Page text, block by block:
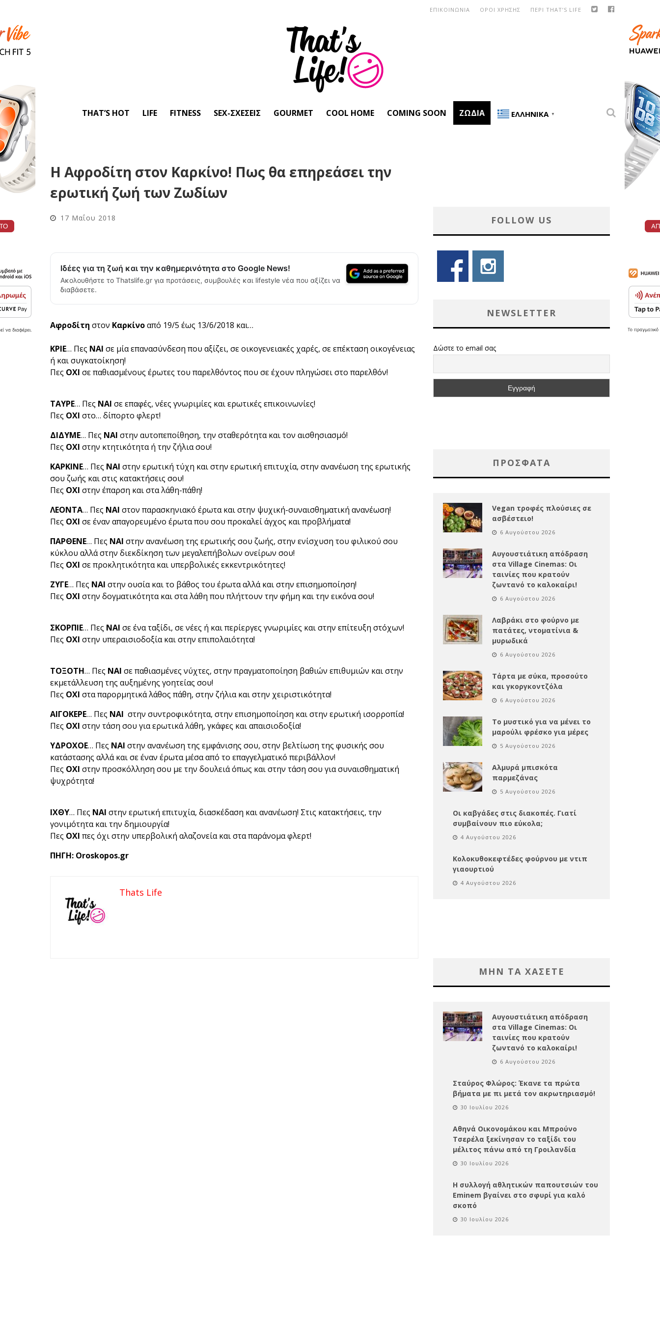
ΠΕΡΙ THAT’S LIFE
ΟΡΟΙ ΧΡΗΣΗΣ
ΕΠΙΚΟΙΝΩΝΙΑ
THAT’S HOT LIFE FITNESS SEX-ΣΧΈΣΕΙΣ GOURMET COOL HOME COMING SOON ΖΏΔΙΑ ΕΛΛΗΝΙΚΆ ▼
Η Αφροδίτη στον Καρκίνο! Πως θα επηρεάσει την
ερωτική ζωή των Ζωδίων
17 Μαΐου 2018
Ιδέες για τη ζωή και την καθημερινότητα στο Google News!
Ακολουθήστε το Thatslife.gr για προτάσεις, συμβουλές και lifestyle νέα που αξίζει να
διαβάσετε.
Αφροδίτη στον Καρκίνοαπό 19/5 έως 13/6/2018 και…
ΚΡΙΕ… Πες ΝΑΙ σε μία επανασύνδεση που αξίζει, σε οικογενειακές χαρές, σε επέκταση οικογένειας
ή και συγκατοίκηση!
Πες ΟΧΙ σε παθιασμένους έρωτες του παρελθόντος που σε έχουν πληγώσει στο παρελθόν!
ΤΑΥΡΕ… Πες ΝΑΙ σε επαφές, νέες γνωριμίες και ερωτικές επικοινωνίες!
Πες ΟΧΙ στο… δίπορτο φλερτ!
ΔΙΔΥΜΕ… Πες ΝΑΙ στην αυτοπεποίθηση, την σταθερότητα και τον αισθησιασμό!
Πες ΟΧΙ στην κτητικότητα ή την ζήλια σου!
ΚΑΡΚΙΝΕ… Πες ΝΑΙ στην ερωτική τύχη και στην ερωτική επιτυχία, στην ανανέωση της ερωτικής
σου ζωής και στις κατακτήσεις σου!
Πες ΟΧΙ στην έπαρση και στα λάθη-πάθη!
ΛΕΟΝΤΑ… Πες ΝΑΙ στον παρασκηνιακό έρωτα και στην ψυχική-συναισθηματική ανανέωση!
Πες ΟΧΙ σε έναν απαγορευμένο έρωτα που σου προκαλεί άγχος και προβλήματα!
ΠΑΡΘΕΝΕ… Πες ΝΑΙ στην ανανέωση της ερωτικής σου ζωής, στην ενίσχυση του φιλικού σου
κύκλου αλλά στην διεκδίκηση των μεγαλεπήβολων ονείρων σου!
Πες ΟΧΙ σε προκλητικότητα και υπερβολικές εκκεντρικότητες!
ΖΥΓΕ… Πες ΝΑΙ στην ουσία και το βάθος του έρωτα αλλά και στην επισημοποίηση!
Πες ΟΧΙ στην δογματικότητα και στα λάθη που πλήττουν την φήμη και την εικόνα σου!
ΣΚΟΡΠΙΕ… Πες ΝΑΙ σε ένα ταξίδι, σε νέες ή και περίεργες γνωριμίες και στην επίτευξη στόχων!
Πες ΟΧΙ στην υπεραισιοδοξία και στην επιπολαιότητα!
ΤΟΞΟΤΗ… Πες ΝΑΙ σε παθιασμένες νύχτες, στην πραγματοποίηση βαθιών επιθυμιών και στην
εκμετάλλευση της αυξημένης γοητείας σου!
Πες ΟΧΙ στα παρορμητικά λάθος πάθη, στην ζήλια και στην χειριστικότητα!
ΑΙΓΟΚΕΡΕ… Πες ΝΑΙ στην συντροφικότητα, στην επισημοποίηση και στην ερωτική ισορροπία!
Πες ΟΧΙ στην τάση σου για ερωτικά λάθη, γκάφες και απαισιοδοξία!
ΥΔΡΟΧΟΕ… Πες ΝΑΙ στην ανανέωση της εμφάνισης σου, στην βελτίωση της φυσικής σου
κατάστασης αλλά και σε έναν έρωτα μέσα από το επαγγελματικό περιβάλλον!
Πες ΟΧΙ στην προσκόλληση σου με την δουλειά όπως και στην τάση σου για συναισθηματική
ψυχρότητα!
ΙΧΘΥ… Πες ΝΑΙ στην ερωτική επιτυχία, διασκέδαση και ανανέωση! Στις κατακτήσεις, την
γονιμότητα και την δημιουργία!
Πες ΟΧΙ πες όχι στην υπερβολική αλαζονεία και στα παράνομα φλερτ!
ΠΗΓΗ: Oroskopos.gr
Thats Life
FOLLOW US
NEWSLETTER
Δώστε το email σας
ΠΡΌΣΦΑΤΑ
Vegan τροφές πλούσιες σε
ασβέστειο!
6 Αυγούστου 2026
Αυγουστιάτικη απόδραση
στα Village Cinemas: Οι
ταινίες που κρατούν
ζωντανό το καλοκαίρι!
6 Αυγούστου 2026
Λαβράκι στο φούρνο με
πατάτες, ντοματίνια &
μυρωδικά
6 Αυγούστου 2026
Τάρτα με σύκα, προσούτο
και γκοργκοντζόλα
6 Αυγούστου 2026
Το μυστικό για να μένει το
μαρούλι φρέσκο για μέρες
5 Αυγούστου 2026
Αλμυρά μπισκότα
παρμεζάνας
5 Αυγούστου 2026
Οι καβγάδες στις διακοπές. Γιατί
συμβαίνουν πιο εύκολα;
4 Αυγούστου 2026
Κολοκυθοκεφτέδες φούρνου με ντιπ
γιαουρτιού
4 Αυγούστου 2026
ΜΗΝ ΤΑ ΧΑΣΕΤΕ
Αυγουστιάτικη απόδραση
στα Village Cinemas: Οι
ταινίες που κρατούν
ζωντανό το καλοκαίρι!
6 Αυγούστου 2026
Σταύρος Φλώρος: Έκανε τα πρώτα
βήματα με πι μετά τον ακρωτηριασμό!
30 Ιουλίου 2026
Αθηνά Οικονομάκου και Μπρούνο
Τσερέλα ξεκίνησαν το ταξίδι του
μέλιτος πάνω από τη Γροιλανδία
30 Ιουλίου 2026
Η συλλογή αθλητικών παπουτσιών του
Eminem βγαίνει στο σφυρί για καλό
σκοπό
30 Ιουλίου 2026